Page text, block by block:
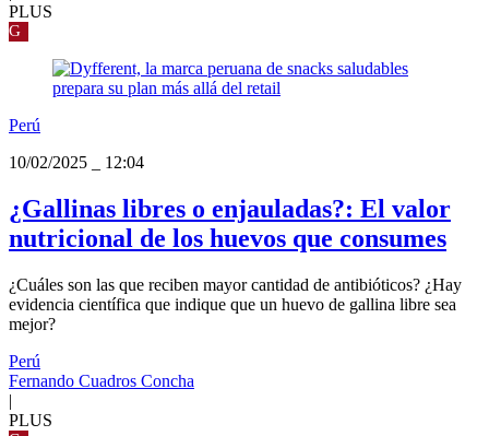
PLUS
G
Perú
10/02/2025
12:04
¿Gallinas libres o enjauladas?: El valor
nutricional de los huevos que consumes
¿Cuáles son las que reciben mayor cantidad de antibióticos? ¿Hay
evidencia científica que indique que un huevo de gallina libre sea
mejor?
Perú
Fernando Cuadros Concha
|
PLUS